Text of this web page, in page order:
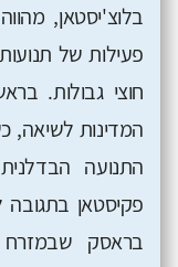
בלוצ'יסטאן,
פעילות של תנועות
המדינות לשיאה,
התנועה
פקיסטאן
בראסק שבמזרח